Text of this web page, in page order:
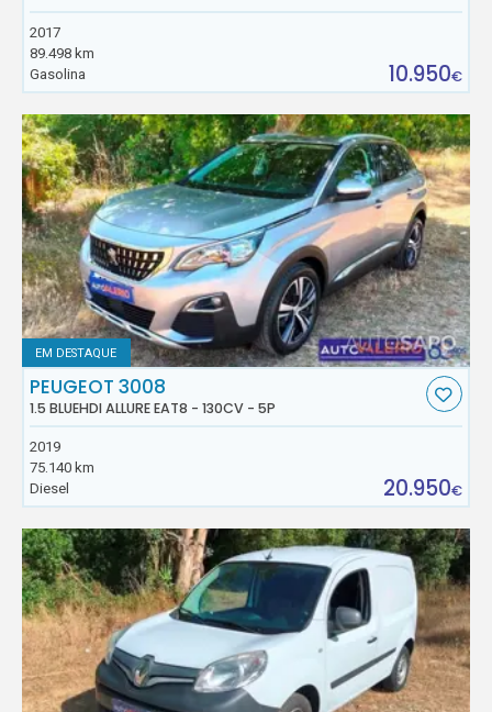
2017
89.498 km
Gasolina
10.950€
EM DESTAQUE
PEUGEOT 3008
1.5 BLUEHDI ALLURE EAT8 - 130CV - 5P
2019
75.140 km
Diesel
20.950€